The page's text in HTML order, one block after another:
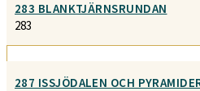
283 BLANKTJÄRNSRUNDAN
283
287 ISSJÖDALEN OCH